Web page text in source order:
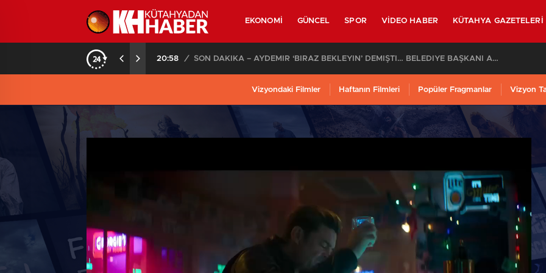
EKONOMI GÜNCEL SPOR VIDEO HABER KÜTAHYA GAZETELERI
20:58 / SON DAKİKA – AYDEMİR ‘BİRAZ BEKLEYİN’ DEMİŞTİ… BELEDİYE BAŞKANI AK PARTİ’YE GEÇİYOR
Vizyondaki Filmler Haftanın Filmleri Popüler Fragmanlar Vizyon